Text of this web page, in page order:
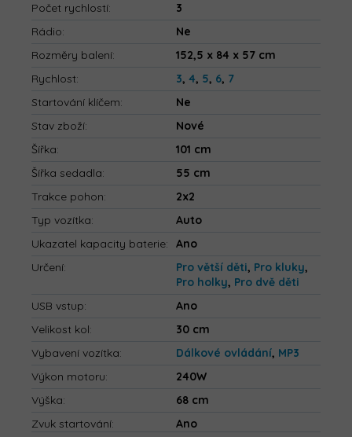
Počet rychlostí:
3
Rádio:
Ne
Rozměry balení:
152,5 x 84 x 57 cm
Rychlost: 3, 4, 5, 6, 7
Startování klíčem:
Ne
Stav zboží:
Nové
Šířka:
101 cm
Šířka sedadla:
55 cm
Trakce pohon:
2x2
Typ vozítka:
Auto
Ukazatel kapacity baterie:
Ano
Určení: Pro větší děti, Pro kluky,
Pro holky, Pro dvě děti
USB vstup:
Ano
Velikost kol:
30 cm
Vybavení vozítka: Dálkové ovládání, MP3
Výkon motoru:
240W
Výška:
68 cm
Zvuk startování: Ano